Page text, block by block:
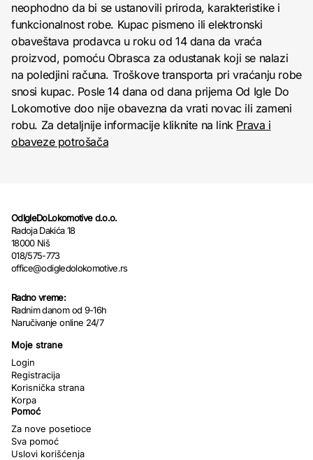
neophodno da bi se ustanovili priroda, karakteristike i
funkcionalnost robe. Kupac pismeno ili elektronski
obaveštava prodavca u roku od 14 dana da vraća
proizvod, pomoću Obrasca za odustanak koji se nalazi
na poledjini računa. Troškove transporta pri vraćanju robe
snosi kupac. Posle 14 dana od dana prijema Od Igle Do
Lokomotive doo nije obavezna da vrati novac ili zameni
robu. Za detaljnije informacije kliknite na link Prava i
obaveze potrošača
OdIgleDoLokomotive d.o.o.
Radoja Dakića 18
18000 Niš
018/575-773
office@odigledolokomotive.rs
Radno vreme:
Radnim danom od 9-16h
Naručivanje online 24/7
Moje strane
Login
Registracija
Korisnička strana
Korpa
Pomoć
Za nove posetioce
Sva pomoć
Uslovi korišćenja